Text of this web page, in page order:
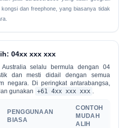
dan freephone, yang biasanya tidak
04xx xxx xxx
selalu bermula dengan 04
dan mesti didail dengan semua
negara. Di peringkat antarabangsa,
gunakan +61 4xx xxx xxx .
PENGGUNAAN
BIASA
CONTOH
MUDAH
ALIH